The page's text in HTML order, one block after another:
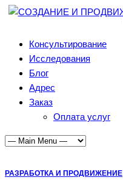
Консультирование
Исследования
Блог
Адрес
Заказ
Оплата услуг
РАЗРАБОТКА И ПРОДВИЖЕНИЕ